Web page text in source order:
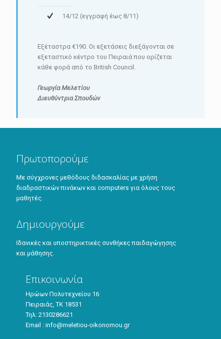
14/12 (εγγραφή έως 8/11)
Εξέταστρα €190. Οι εξετάσεις διεξάγονται σε
εξεταστικό κέντρο του Πειραιά που ορίζεται
κάθε φορά από το British Council.
Γεωργία Μελετίου
Διευθύντρια Σπουδών
Πρωτοπορούμε
Με σύγχρονες μεθόδους διδασκαλίας με χρήση
διαδραστικών πινάκων και computers για όλους τους
μαθητές.
Δημιουργούμε
Iδανικές και υποστηρικτικές συνθήκες παιδαγώγησης
και μάθησης.
Επικοινωνία
Ηρώων Πολυτεχνείου 16
Πειραιάς, ΤΚ 18531
Τηλ: 2130286621
Email : info@meletiou-oikonomou.gr